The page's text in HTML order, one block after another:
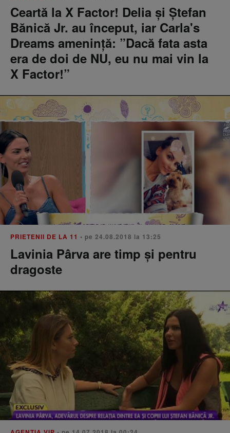
Ceartă la X Factor! Delia și Ștefan
Bănică Jr. au început, iar Carla's
Dreams amenință: ”Dacă fata asta
era de doi de NU, eu nu mai vin la
X Factor!”
PRIETENII DE LA 11 • pe 24.08.2018 la 13:25
Lavinia Pârva are timp și pentru
dragoste